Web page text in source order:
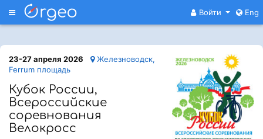
Меню Войти Eng
23-27 апреля 2026
Железноводск,
Ferrum площадь
Кубок России,
Всероссийские
соревнования
Велокросс